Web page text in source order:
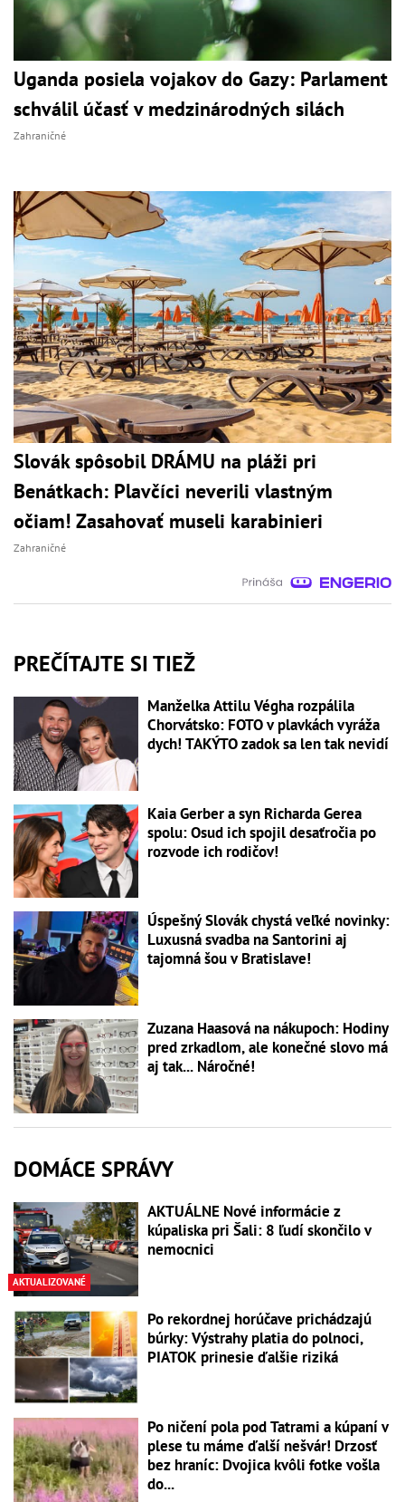
Uganda posiela vojakov do Gazy: Parlament
schválil účasť v medzinárodných silách
Zahraničné
Slovák spôsobil DRÁMU na pláži pri
Benátkach: Plavčíci neverili vlastným
očiam! Zasahovať museli karabinieri
Zahraničné
PREČÍTAJTE SI TIEŽ
Manželka Attilu Végha rozpálila
Chorvátsko: FOTO v plavkách vyráža
dych! TAKÝTO zadok sa len tak nevidí
Kaia Gerber a syn Richarda Gerea
spolu: Osud ich spojil desaťročia po
rozvode ich rodičov!
Úspešný Slovák chystá veľké novinky:
Luxusná svadba na Santorini aj
tajomná šou v Bratislave!
Zuzana Haasová na nákupoch: Hodiny
pred zrkadlom, ale konečné slovo má
aj tak... Náročné!
DOMÁCE SPRÁVY
AKTUALIZOVANÉ
AKTUÁLNE Nové informácie z
kúpaliska pri Šali: 8 ľudí skončilo v
nemocnici
Po rekordnej horúčave prichádzajú
búrky: Výstrahy platia do polnoci,
PIATOK prinesie ďalšie riziká
Po ničení pola pod Tatrami a kúpaní v
plese tu máme ďalší nešvár! Drzosť
bez hraníc: Dvojica kvôli fotke vošla
do...